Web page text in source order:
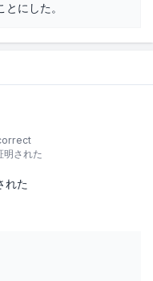
にした。
明された
れた